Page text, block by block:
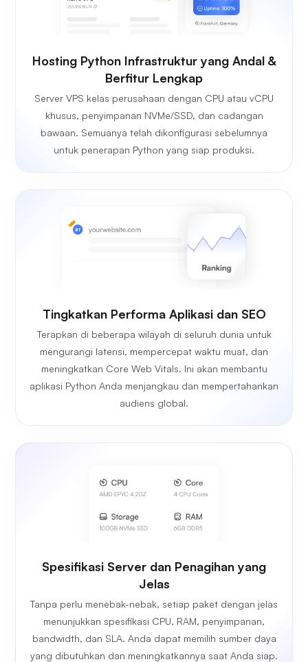
Hosting Python Infrastruktur yang Andal &
Berfitur Lengkap
Server VPS kelas perusahaan dengan CPU atau vCPU
khusus, penyimpanan NVMe/SSD, dan cadangan
bawaan. Semuanya telah dikonfigurasi sebelumnya
untuk penerapan Python yang siap produksi.
Tingkatkan Performa Aplikasi dan SEO
Terapkan di beberapa wilayah di seluruh dunia untuk
mengurangi latensi, mempercepat waktu muat, dan
meningkatkan Core Web Vitals. Ini akan membantu
aplikasi Python Anda menjangkau dan mempertahankan
audiens global.
Spesifikasi Server dan Penagihan yang
Jelas
Tanpa perlu menebak-nebak, setiap paket dengan jelas
menunjukkan spesifikasi CPU, RAM, penyimpanan,
bandwidth, dan SLA. Anda dapat memilih sumber daya
yang dibutuhkan dan meningkatkannya saat Anda siap.